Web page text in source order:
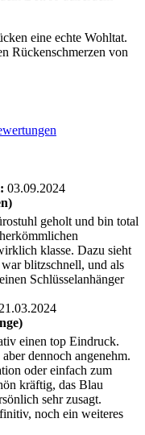
eine echte Wohltat.
Rückenschmerzen von
03.09.2024
geholt und bin total
klasse. Dazu sieht
blitzschnell, und als
Schlüsselanhänger
21.03.2024
einen top Eindruck.
dennoch angenehm.
oder einfach zum
kräftig, das Blau
sehr zusagt.
noch ein weiteres